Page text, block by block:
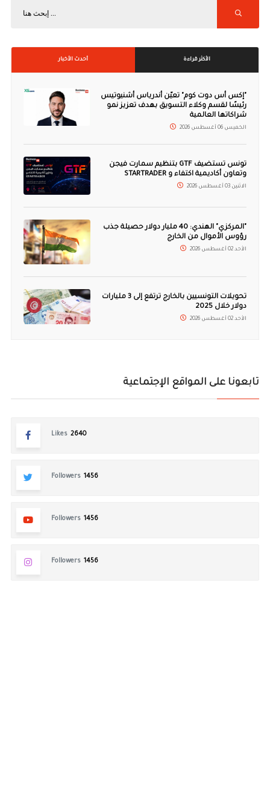
الأكثر قراءة أحدث الأخبار
"إكس أس دوت كوم" تعيّن أندرياس أشنيوتيس
رئيسًا لقسم وكلاء التسويق بهدف تعزيز نمو
شراكاتها العالمية
الخميس 06 أغسطس 2026
تونس تستضيف GTF بتنظيم سمارت فيجن
وتعاون أكاديمية اكتفاء و STARTRADER
الاثنين 03 أغسطس 2026
"المركزي" الهندي: 40 مليار دولار حصيلة جذب
رؤوس الأموال من الخارج
الأحد 02 أغسطس 2026
تحويلات التونسيين بالخارج ترتفع إلى 3 مليارات
دولار خلال 2025
الأحد 02 أغسطس 2026
تابعونا على المواقع الإجتماعية
Likes 2640
Followers 1456
Followers 1456
Followers 1456